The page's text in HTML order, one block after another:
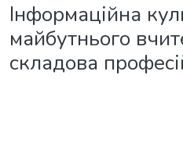
Інформаційна
майбутнього
складова